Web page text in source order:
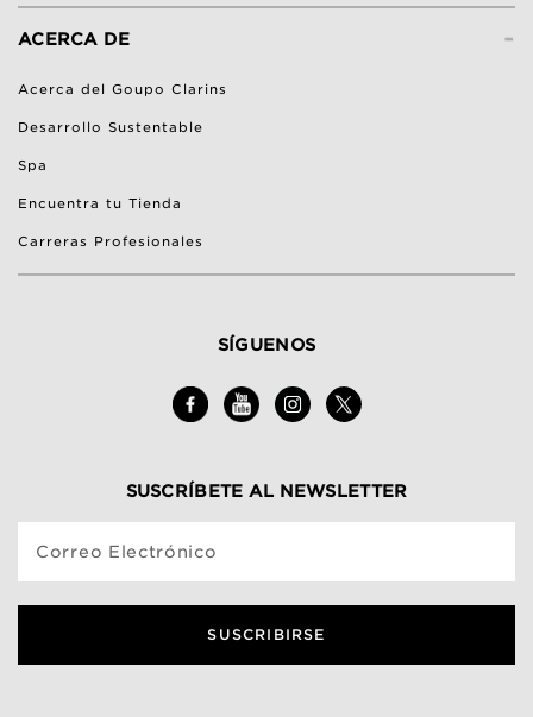
-
ACERCA DE
Acerca del Goupo Clarins
Desarrollo Sustentable
Spa
Encuentra tu Tienda
Carreras Profesionales
SÍGUENOS
SUSCRÍBETE AL NEWSLETTER
Correo Electrónico
SUSCRIBIRSE